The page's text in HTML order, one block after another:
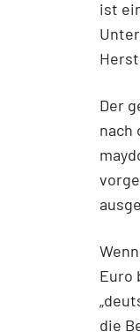
ist
Der
nach
Euro
die